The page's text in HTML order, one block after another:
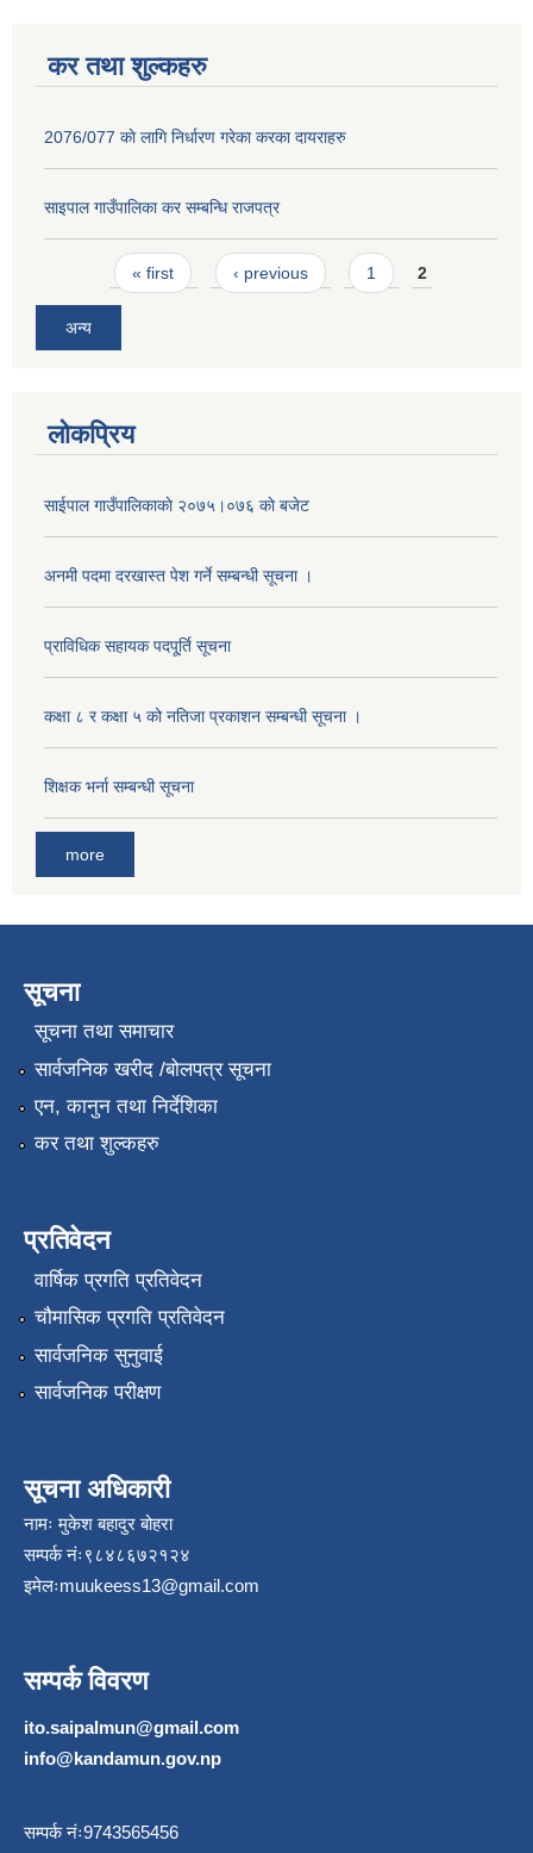
कर तथा शुल्कहरु
2076/077 काे लागि निर्धारण गरेका करका दायराहरु
साइपाल गाउँपालिका कर स‌म्बन्धि राजपत्र
Pages« first ‹ previous 1 2
अन्य
लोकप्रिय
साईपाल गाउँपालिकाकाे २०७५।०७६ काे बजेट
अनमी पदमा दरखास्त पेश गर्ने सम्बन्धी सूचना ।
प्राविधिक सहायक पदपू्र्ति सूचना
कक्षा ८ र कक्षा ५ को नतिजा प्रकाशन सम्बन्धी सूचना ।
शिक्षक भर्ना सम्बन्धी सूचना
more
सूचना
सूचना तथा समाचार
सार्वजनिक खरीद /बोलपत्र सूचना
एन, कानुन तथा निर्देशिका
कर तथा शुल्कहरु
प्रतिवेदन
वार्षिक प्रगति प्रतिवेदन
चौमासिक प्रगति प्रतिवेदन
सार्वजनिक सुनुवाई
सार्वजनिक परीक्षण
सूचना अधिकारी
नामः मुकेश बहादुर बोहरा
सम्पर्क नंः९८४८६७२१२४
इमेलःmuukeess13@gmail.com
सम्पर्क विवरण
ito.saipalmun@gmail.com
info@kandamun.gov.np
सम्पर्क नंः9743565456